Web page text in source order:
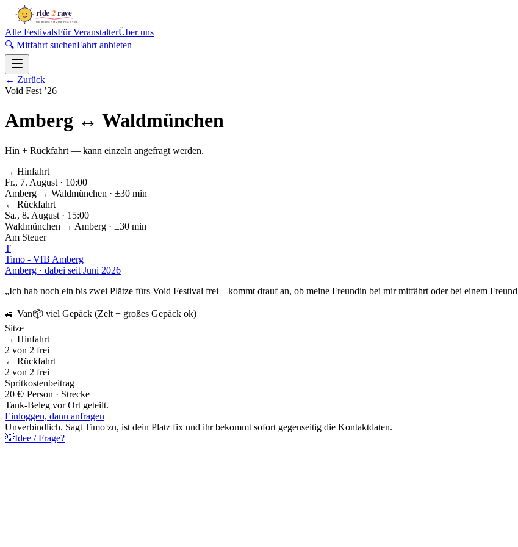
Alle FestivalsFür VeranstalterÜber uns
🔍 Mitfahrt suchenFahrt anbieten
← Zurück
Void Fest ’26
Amberg ↔ Waldmünchen
Hin + Rückfahrt — kann einzeln angefragt werden.
→ Hinfahrt
Fr., 7. August · 10:00
Amberg → Waldmünchen · ±30 min
← Rückfahrt
Sa., 8. August · 15:00
Waldmünchen → Amberg · ±30 min
Am Steuer
T
Timo - VfB Amberg
Amberg · dabei seit Juni 2026
„Ich hab noch ein bis zwei Plätze fürs Void Festival frei – kommt drauf an, ob meine Freundin bei mir mitfährt oder bei einem
🚙 Van📦 viel Gepäck (Zelt + großes Gepäck ok)
Sitze
→ Hinfahrt
2 von 2 frei
← Rückfahrt
2 von 2 frei
Spritkostenbeitrag
20 €/ Person · Strecke
Tank-Beleg vor Ort geteilt.
Einloggen, dann anfragen
Unverbindlich. Sagt Timo zu, ist dein Platz fix und ihr bekommt sofort gegenseitig die Kontaktdaten.
💡Idee / Frage?